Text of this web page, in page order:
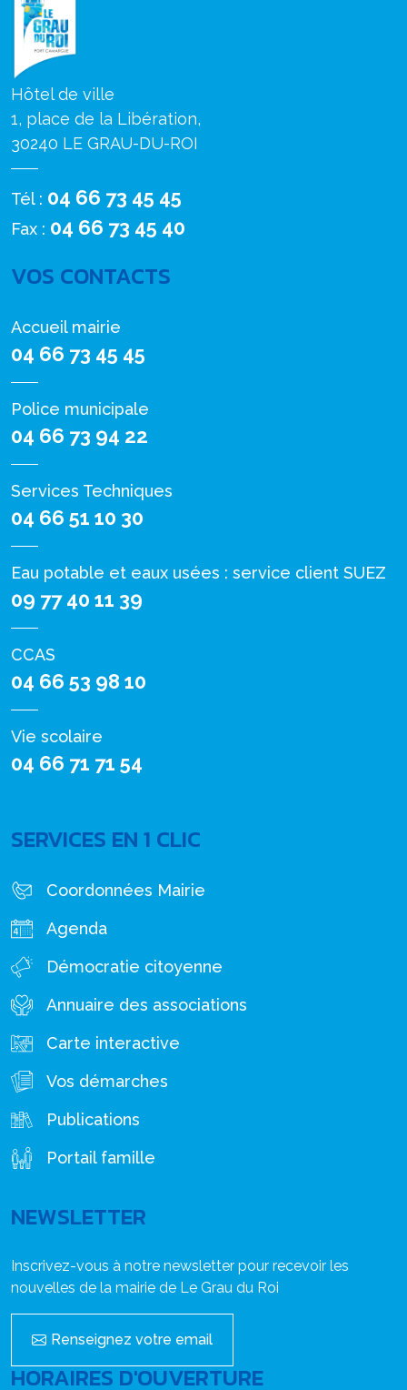
Hôtel de ville
1, place de la Libération,
30240 LE GRAU-DU-ROI
Tél : 04 66 73 45 45
Fax : 04 66 73 45 40
VOS CONTACTS
Accueil mairie
04 66 73 45 45
Police municipale
04 66 73 94 22
Services Techniques
04 66 51 10 30
Eau potable et eaux usées : service client SUEZ
09 77 40 11 39
CCAS
04 66 53 98 10
Vie scolaire
04 66 71 71 54
SERVICES EN 1 CLIC
Coordonnées Mairie
Agenda
Démocratie citoyenne
Annuaire des associations
Carte interactive
Vos démarches
Publications
Portail famille
NEWSLETTER
Inscrivez-vous à notre newsletter pour recevoir les
nouvelles de la mairie de Le Grau du Roi
Renseignez votre email
HORAIRES D'OUVERTURE